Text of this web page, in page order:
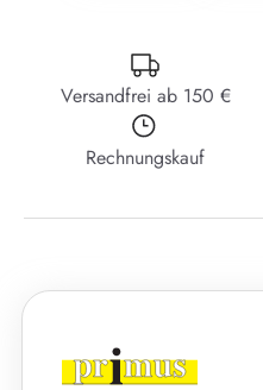
Versandfrei ab 150 €
Rechnungskauf